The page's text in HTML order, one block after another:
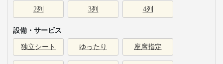
2列 3列 4列
設備・サービス
独立シート ゆったり 座席指定